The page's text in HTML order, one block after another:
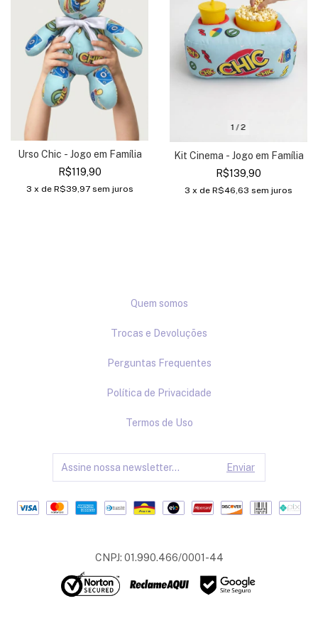
Urso Chic - Jogo em Família
R$119,90
3 x de R$39,97 sem juros
1 /2
Kit Cinema - Jogo em Família
R$139,90
3 x de R$46,63 sem juros
Quem somos
Trocas e Devoluções
Perguntas Frequentes
Política de Privacidade
Termos de Uso
CNPJ: 01.990.466/0001-44